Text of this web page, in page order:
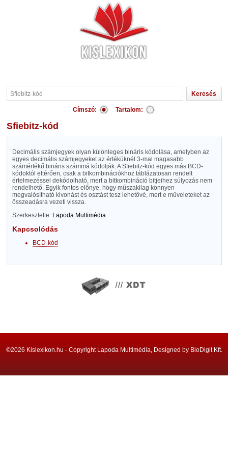
Címszó: Tartalom:
Sfiebitz-kód
Decimális számjegyek olyan különleges bináris kódolása, amelyben az
egyes decimális számjegyeket az értéküknél 3-mal magasabb
számértékű bináris számmá kódolják. A Sfiebitz-kód egyes más BCD-
kódoktól eltérően, csak a bitkombinációkhoz táblázatosan rendelt
értelmezéssel dekódolható, mert a bitkombináció bitjeihez súlyozás nem
rendelhető. Egyik fontos előnye, hogy műszakilag könnyen
megvalósítható kivonást és osztást tesz lehetővé, mert e műveleteket az
összeadásra vezeti vissza.
Szerkesztette: Lapoda Multimédia
Kapcsolódás
BCD-kód
©2026 Kislexikon.hu - Copyright Lapoda Multimédia, Designed by BioDigit Kft.